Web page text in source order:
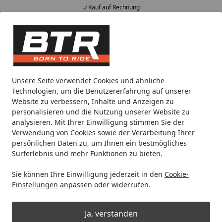
Unsere Seite verwendet Cookies und ähnliche
Technologien, um die Benutzererfahrung auf unserer
Website zu verbessern, Inhalte und Anzeigen zu
personalisieren und die Nutzung unserer Website zu
analysieren. Mit Ihrer Einwilligung stimmen Sie der
Verwendung von Cookies sowie der Verarbeitung Ihrer
persönlichen Daten zu, um Ihnen ein bestmögliches
Surferlebnis und mehr Funktionen zu bieten.
Sie können Ihre Einwilligung jederzeit in den Cookie-
Einstellungen anpassen oder widerrufen.
Ja, verstanden
Kauf auf Rechnung
Alle Produkte
Mein Konto
Suchen
Startseite
Motorradteile & Ersatzteile Kraftübertragung
Supersprox Edge Disk 520 41Z (Gold)